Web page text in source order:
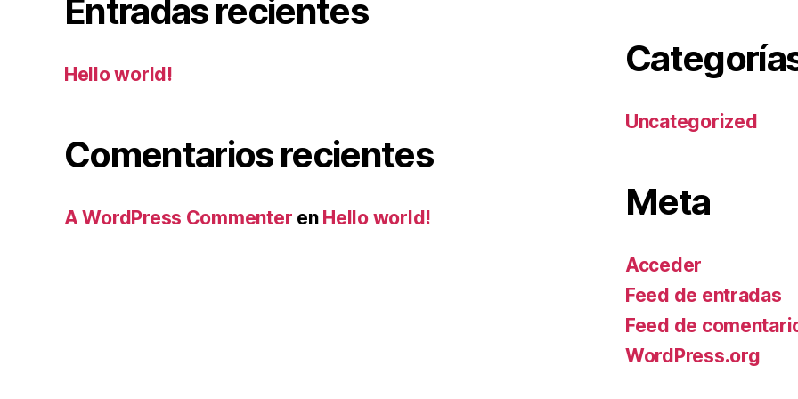
Entradas recientes
Hello world!
Comentarios recientes
A WordPress Commenter en Hello world!
Uncategorized
Meta
Acceder
Feed de entradas
Feed de
WordPress.org